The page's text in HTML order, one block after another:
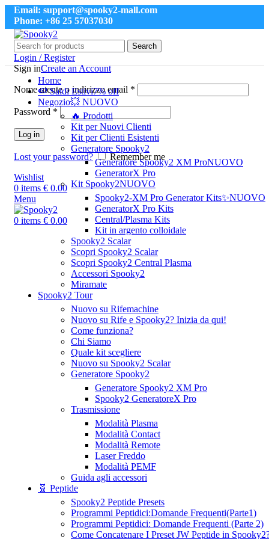
Email: support@spooky2-mall.com
Phone: +86 25 57037030
Search
Login / Register
Sign inCreate an Account
Nome utente o indirizzo email *
Password *
Log in
Lost your password?
Remember me
Wishlist
0 items € 0.00
Menu
0 items € 0.00
Home
🍉 Saldi Estivi7% off
Negozio💥 NUOVO
🔥 Prodotti
Kit per Nuovi Clienti
Kit per Clienti Esistenti
Generatore Spooky2
Generatore Spooky2 XM ProNUOVO
GeneratorX Pro
Kit Spooky2NUOVO
Spooky2-XM Pro Generator Kits✨NUOVO
GeneratorX Pro Kits
Central/Plasma Kits
Kit in argento colloidale
Spooky2 Scalar
Scopri Spooky2 Scalar
Scopri Spooky2 Central Plasma
Accessori Spooky2
Miramate
Spooky2 Tour
Nuovo su Rifemachine
Nuovo su Rife e Spooky2? Inizia da qui!
Come funziona?
Chi Siamo
Quale kit scegliere
Nuovo su Spooky2 Scalar
Generatore Spooky2
Generatore Spooky2 XM Pro
Spooky2 GeneratoreX Pro
Trasmissione
Modalità Plasma
Modalità Contact
Modalità Remote
Laser Freddo
Modalità PEMF
Guida agli accessori
🧬 Peptide
Spooky2 Peptide Presets
Programmi Peptidici:Domande Frequenti(Parte1)
Programmi Peptidici: Domande Frequenti (Parte 2)
Come Concatenare I Preset JW Peptide in